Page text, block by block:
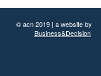
© acn 2019 | a website by
Business&Decision